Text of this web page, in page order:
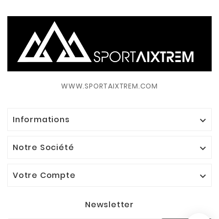
WWW.SPORTAIXTREM.COM
Informations 
Notre Société 
Votre Compte 
Newsletter